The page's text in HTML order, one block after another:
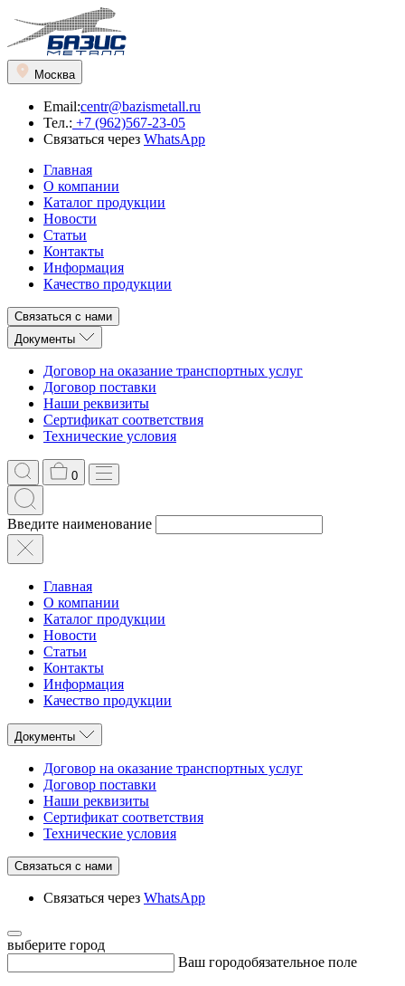
Москва
Email:centr@bazismetall.ru
Тел.: +7 (962)567-23-05
Связаться через WhatsApp
Главная
О компании
Каталог продукции
Новости
Статьи
Контакты
Информация
Качество продукции
Связаться с нами
Документы
Договор на оказание транспортных услуг
Договор поставки
Наши реквизиты
Сертификат соответствия
Технические условия
0
Введите наименование
Главная
О компании
Каталог продукции
Новости
Статьи
Контакты
Информация
Качество продукции
Документы
Договор на оказание транспортных услуг
Договор поставки
Наши реквизиты
Сертификат соответствия
Технические условия
Связаться с нами
Связаться через WhatsApp
выберите город
Ваш городобязательное поле